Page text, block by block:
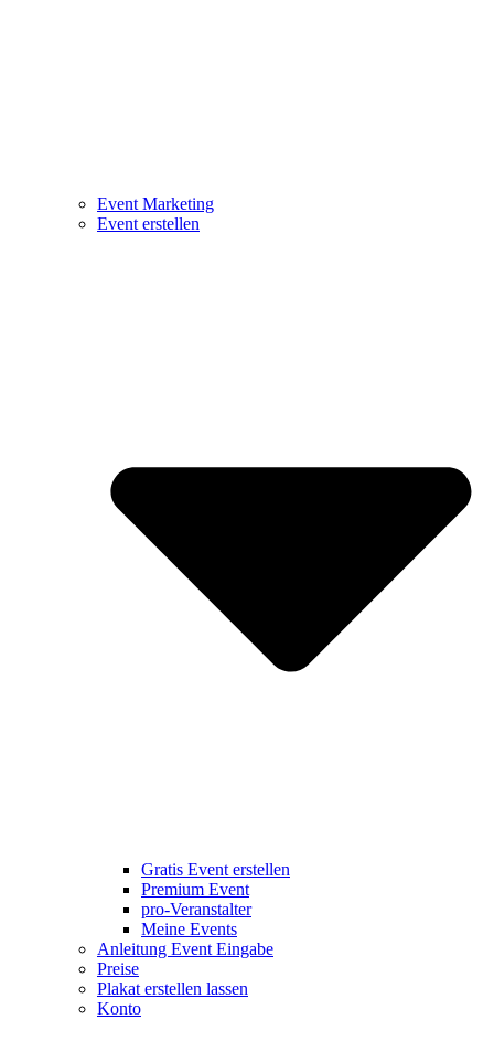
Event Marketing
Event erstellen
Gratis Event erstellen
Premium Event
pro-Veranstalter
Meine Events
Anleitung Event Eingabe
Preise
Plakat erstellen lassen
Konto